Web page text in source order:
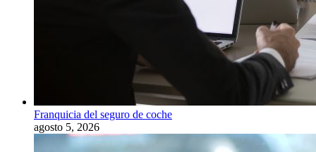
Franquicia del seguro de coche
agosto 5, 2026